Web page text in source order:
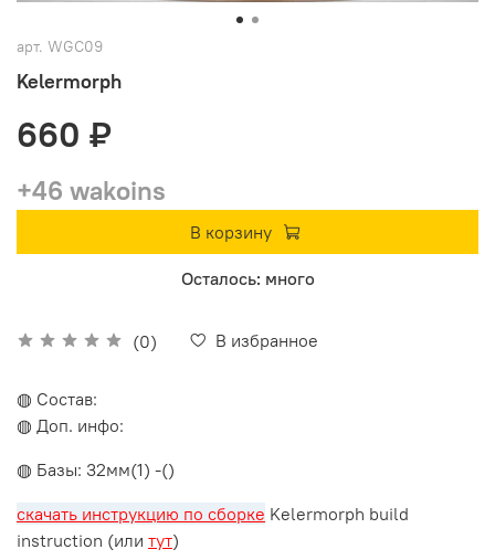
арт. WGC09
Kelermorph
(0) В избранное
660 ₽
+46 wakoins
В корзину
Осталось: много
◍ Состав:
◍ Доп. инфо:
◍ Базы: 32мм(1) -()
скачать инструкцию по сборке Kelermorph build
instruction (или тут)